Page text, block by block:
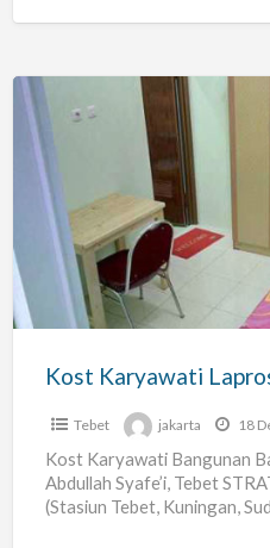
Kost
Karyawati
Lapros
Tebet
(ac,k
Mdi
Dlm,lengkap)
Tebet jakarta 18
Kost Karyawati Bangunan
Abdullah Syafe’i, Tebet
(Stasiun Tebet, Kuningan,